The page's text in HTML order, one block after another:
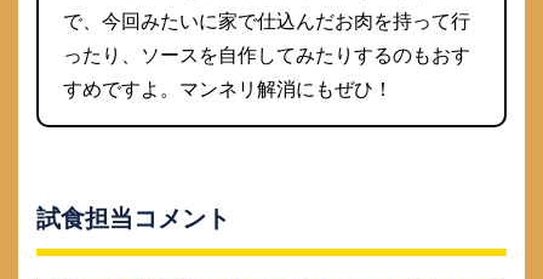
で、今回みたいに家で仕込んだお肉を持って行
ったり、ソースを自作してみたりするのもおす
すめですよ。マンネリ解消にもぜひ！
試食担当コメント